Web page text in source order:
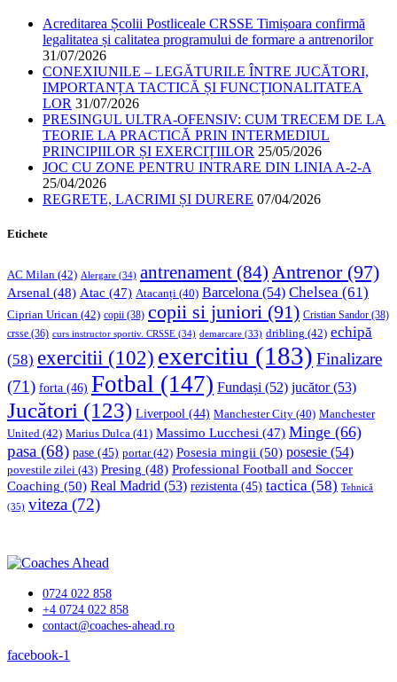
Acreditarea Școlii Postliceale CRSSE Timișoara confirmă
legalitatea și calitatea programului de formare a antrenorilor
31/07/2026
CONEXIUNILE – LEGĂTURILE ÎNTRE JUCĂTORI,
IMPORTANȚA TACTICĂ ȘI FUNCȚIONALITATEA
LOR 31/07/2026
PRESINGUL ULTRA-OFENSIV: CUM TRECEM DE LA
TEORIE LA PRACTICĂ PRIN INTERMEDIUL
PRINCIPIILOR ȘI EXERCIȚIILOR 25/05/2026
JOC CU ZONE PENTRU INTRARE DIN LINIA A-2-A
25/04/2026
REGRETE, LACRIMI ȘI DURERE 07/04/2026
Etichete
AC Milan (42) Alergare (34) antrenament (84) Antrenor(97)
Arsenal (48) Atac (47) Atacanți (40) Barcelona (54) Chelsea (61)
Ciprian Urican (42) copii (38) copii si juniori (91) Cristian Sandor (38)
crsse (36) curs instructor sportiv. CRSSE (34) demarcare (33) dribling (42) echipă
(58) exercitii (102) exercitiu (183) Finalizare
(71) forta (46) Fotbal (147) Fundași (52) jucător(53)
Jucători (123) Liverpool (44) Manchester City (40) Manchester
United (42) Marius Dulca (41) Massimo Lucchesi (47) Minge (66)
pasa (68) pase (45) portar(42) Posesia mingii (50) posesie (54)
povestile zilei (43) Presing (48) Professional Football and Soccer
Coaching (50) Real Madrid (53) rezistenta (45) tactica (58) Tehnică
(35) viteza (72)
0724 022 858
+4 0724 022 858
contact@coaches-ahead.ro
facebook-1